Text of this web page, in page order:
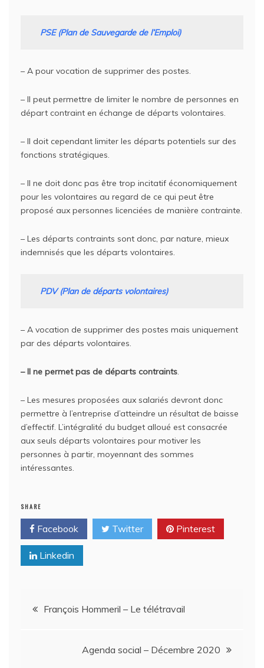
PSE (Plan de Sauvegarde de l’Emploi)
– A pour vocation de supprimer des postes.
– Il peut permettre de limiter le nombre de personnes en
départ contraint en échange de départs volontaires.
– Il doit cependant limiter les départs potentiels sur des
fonctions stratégiques.
– Il ne doit donc pas être trop incitatif économiquement
pour les volontaires au regard de ce qui peut être
proposé aux personnes licenciées de manière contrainte.
– Les départs contraints sont donc, par nature, mieux
indemnisés que les départs volontaires.
PDV (Plan de départs volontaires)
– A vocation de supprimer des postes mais uniquement
par des départs volontaires.
– Il ne permet pas de départs contraints.
– Les mesures proposées aux salariés devront donc
permettre à l’entreprise d’atteindre un résultat de baisse
d’effectif. L’intégralité du budget alloué est consacrée
aux seuls départs volontaires pour motiver les
personnes à partir, moyennant des sommes
intéressantes.
SHARE
Facebook Twitter Pinterest
Linkedin
Navigation
François Hommeril – Le télétravail
Agenda social – Décembre 2020